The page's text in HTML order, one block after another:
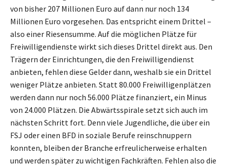
von bisher 207 Millionen Euro auf dann nur noch 134
Millionen Euro vorgesehen. Das entspricht einem Drittel –
also einer Riesensumme. Auf die möglichen Plätze für
Freiwilligendienste wirkt sich dieses Drittel direkt aus. Den
Trägern der Einrichtungen, die den Freiwilligendienst
anbieten, fehlen diese Gelder dann, weshalb sie ein Drittel
weniger Plätze anbieten. Statt 80.000 Freiwilligenplätzen
werden dann nur noch 56.000 Plätze finanziert, ein Minus
von 24.000 Plätzen. Die Abwärtsspirale setzt sich auch im
nächsten Schritt fort. Denn viele Jugendliche, die über ein
FSJ oder einen BFD in soziale Berufe reinschnuppern
konnten, bleiben der Branche erfreulicherweise erhalten
und werden später zu wichtigen Fachkräften. Fehlen also die